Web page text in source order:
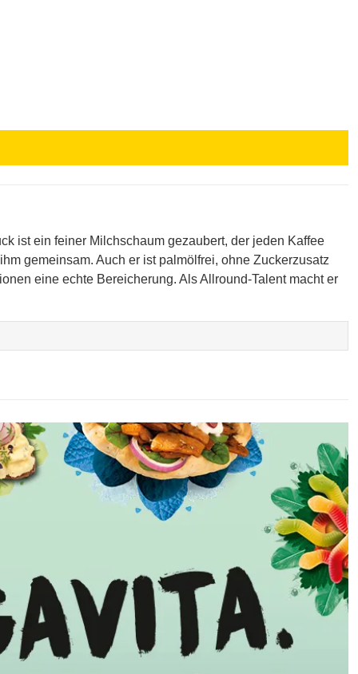
ist ein feiner Milchschaum gezaubert, der jeden Kaffee
gemeinsam. Auch er ist palmölfrei, ohne Zuckerzusatz
eine echte Bereicherung. Als Allround-Talent macht er